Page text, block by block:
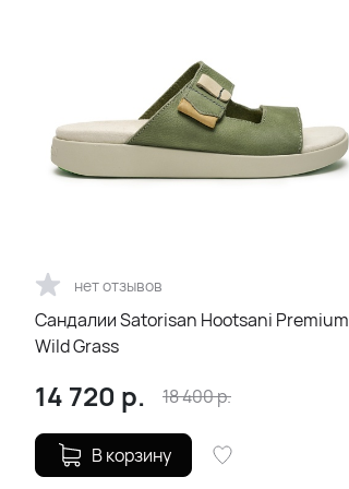
нет отзывов
Сандалии Satorisan Hootsani Premium
Wild Grass
14 720 р. 18 400р.
В корзину